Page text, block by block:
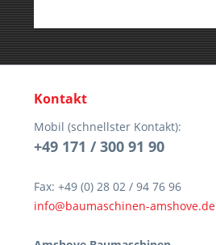
Kontakt
Mobil (schnellster Kontakt):
+49 171 / 300 91 90
Fax: +49 (0) 28 02 / 94 76 96
info@baumaschinen-amshove.de